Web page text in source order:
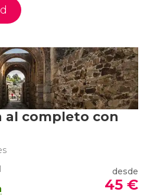
al completo con
desde
45 €